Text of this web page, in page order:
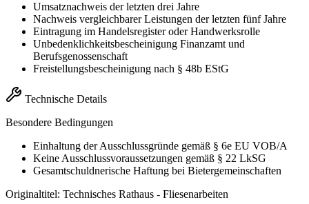
Umsatznachweis der letzten drei Jahre
Nachweis vergleichbarer Leistungen der letzten fünf Jahre
Eintragung im Handelsregister oder Handwerksrolle
Unbedenklichkeitsbescheinigung Finanzamt und
Berufsgenossenschaft
Freistellungsbescheinigung nach § 48b EStG
Technische Details
Besondere Bedingungen
Einhaltung der Ausschlussgründe gemäß § 6e EU VOB/A
Keine Ausschlussvoraussetzungen gemäß § 22 LkSG
Gesamtschuldnerische Haftung bei Bietergemeinschaften
Originaltitel: Technisches Rathaus - Fliesenarbeiten